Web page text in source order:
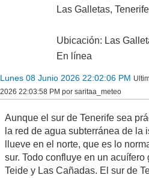
Las Galletas,
Ubicación: Las
En línea
Lunes 08 Junio 2026 22:02:06 PM
2026 22:03:58 PM por saritaa_meteo
Aunque el sur de Tenerife sea
la red de agua subterránea de la
llueve en el norte, que es lo
sur. Todo confluye en un acuífero
Teide y Las Cañadas. El sur de